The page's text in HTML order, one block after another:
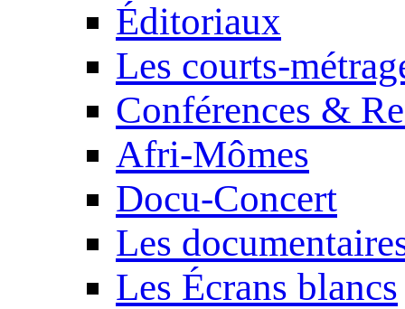
Éditoriaux
Les courts-
Conférences &
Afri-Mômes
Docu-Concert
Les
Les Écrans blancs